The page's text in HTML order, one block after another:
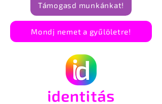
Támogasd munkánkat!
Mondj nemet a gyűlöletre!